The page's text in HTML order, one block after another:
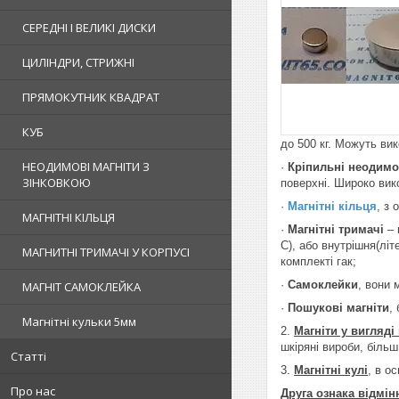
СЕРЕДНІ І ВЕЛИКІ ДИСКИ
ЦИЛІНДРИ, СТРИЖНІ
ПРЯМОКУТНИК КВАДРАТ
КУБ
НЕОДИМОВІ МАГНІТИ З
ЗІНКОВКОЮ
МАГНІТНІ КІЛЬЦЯ
МАГНИТНІ ТРИМАЧІ У КОРПУСІ
МАГНІТ САМОКЛЕЙКА
Магнітні кульки 5мм
Статті
Про нас
до 500 кг. Можуть
· Кріпильні
поверхні. Широко
· Магнітні кільця, з
· Магнітні тримачі –
С), або
комплекті гак;
· Самоклейки, вони
· Пошукові магніти,
2. Магніти у
шкіряні вироби,
3. Магнітні кулі, в
Друга ознака